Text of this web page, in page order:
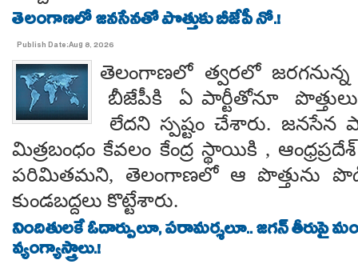
తెలంగాణలో జనసేనతో పొత్తుకు బీజేపీ నో.!
Publish Date:Aug 8, 2026
తెలంగాణలో త్వరలో
బీజేపీకి ఏ పార్టీతోనూ పొత్తులు
లేదని స్పష్టం చేశారు. జనసేన
మిత్రబంధం కేవలం కేంద్ర స్థాయికి ,
పరిమితమని, తెలంగాణలో ఆ పొత్తును
కుండబద్దలు కొట్టేశారు.
నిందితులకే ఓదార్పులూ, పరామర్శలూ.. జగన్ తీరుపై
వ్యంగ్యాస్త్రాలు.!